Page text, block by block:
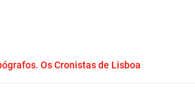
Os Cronistas de Lisboa